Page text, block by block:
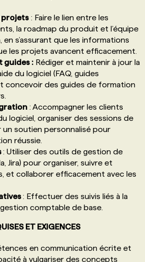
projets : Faire le lien entre les
la roadmap du produit et l’équipe
s’assurant que les informations
les projets avancent efficacement.
guides : Rédiger et maintenir à jour la
du logiciel (FAQ, guides
concevoir des guides de formation
: Accompagner les clients
logiciel, organiser des sessions de
soutien personnalisé pour
réussie.
: Utiliser des outils de gestion de
Jira) pour organiser, suivre et
et collaborer efficacement avec les
: Effectuer des suivis liés à la
comptable de base.
ET EXIGENCES
en communication écrite et
à vulgariser des concepts